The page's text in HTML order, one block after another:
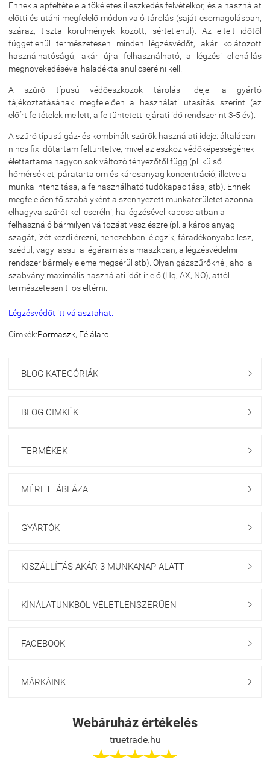
Ennek alapfeltétele a tökéletes illeszkedés felvételkor, és a használat
előtti és utáni megfelelő módon való tárolás (saját csomagolásban,
száraz, tiszta körülmények között, sértetlenül). Az eltelt időtől
függetlenül természetesen minden légzésvédőt, akár kolátozott
használhatóságú, akár újra felhasználható, a légzési ellenállás
megnövekedésével haladéktalanul cserélni kell.
A szűrő típusú védőeszközök tárolási ideje: a gyártó
tájékoztatásának megfelelően a használati utasítás szerint (az
előírt feltételek mellett, a feltüntetett lejárati idő rendszerint 3-5 év).
A szűrő típusú gáz- és kombinált szűrők használati ideje: általában
nincs fix időtartam feltüntetve, mivel az eszköz védőképességének
élettartama nagyon sok változó tényezőtől függ (pl. külső
hőmérséklet, páratartalom és károsanyag koncentráció, illetve a
munka intenzitása, a felhasználható tüdőkapacitása, stb). Ennek
megfelelően fő szabályként a szennyezett munkaterületet azonnal
elhagyva szűrőt kell cserélni, ha légzésével kapcsolatban a
felhasználó bármilyen változást vesz észre (pl. a káros anyag
szagát, ízét kezdi érezni, nehezebben lélegzik, fáradékonyabb lesz,
szédül, vagy lassul a légáramlás a maszkban, a légzésvédelmi
rendszer bármely eleme megsérül stb). Olyan gázszűrőknél, ahol a
szabvány maximális használati időt ír elő (Hq, AX, NO), attól
természetesen tilos eltérni.
Légzésvédőt itt választahat.
Cimkék:Pormaszk, Félálarc
BLOG KATEGÓRIÁK 
BLOG CIMKÉK 
TERMÉKEK 
MÉRETTÁBLÁZAT 
GYÁRTÓK 
KISZÁLLÍTÁS AKÁR 3 MUNKANAP ALATT 
KÍNÁLATUNKBÓL VÉLETLENSZERŰEN 
FACEBOOK 
MÁRKÁINK 
Webáruház értékelés
truetrade.hu